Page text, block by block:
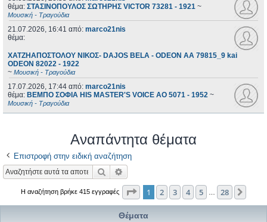
θέμα: ΣΤΑΣΙΝΟΠΟΥΛΟΣ ΣΩΤΗΡΗΣ VICTOR 73281 - 1921 ~
Μουσική - Τραγούδια
21.07.2026, 16:41 από: marco21nis
θέμα:
ΧΑΤΖΗΑΠΟΣΤΟΛΟΥ ΝΙΚΟΣ- DAJOS BELA - ODEON AA 79815_9 kai
ODEON 82022 - 1922
~ Μουσική - Τραγούδια
17.07.2026, 17:44 από: marco21nis
θέμα: ΒΕΜΠΟ ΣΟΦΙΑ HIS MASTER'S VOICE AO 5071 - 1952 ~
Μουσική - Τραγούδια
Αναπάντητα θέματα
Επιστροφή στην ειδική αναζήτηση
Αναζήτηση
Η αναζήτηση βρήκε 415 εγγραφές Σελίδα από28
1 2 3 4 5 28
Θέματα